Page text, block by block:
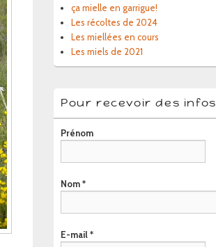
ça mielle en garrigue!
Les récoltes de 2024
Les miellées en cours
Les miels de 2021
Pour recevoir des infos
Prénom
Nom*
E-mail*